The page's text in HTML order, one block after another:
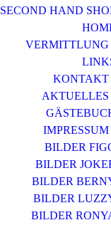
SECOND HAND
VERMITTLUNG
KONTAKT
AKTUELLES
IMPRESSUM
BILDER
BILDER
BILDER
BILDER
BILDER